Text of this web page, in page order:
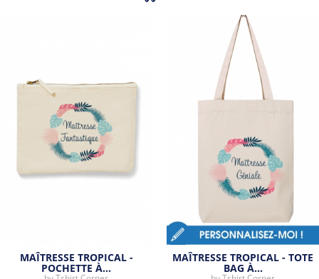
MAÎTRESSE TROPICAL -
POCHETTE À…
MAÎTRESSE TROPICAL - TOTE
BAG À…